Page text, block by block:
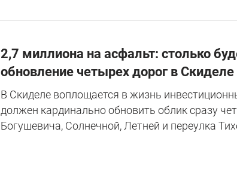
2,7 миллиона на асфальт: столько
обновление четырех дорог в Скиделе
В Скиделе воплощается в жизнь
должен кардинально обновить облик сразу
Богушевича, Солнечной, Летней и переулка